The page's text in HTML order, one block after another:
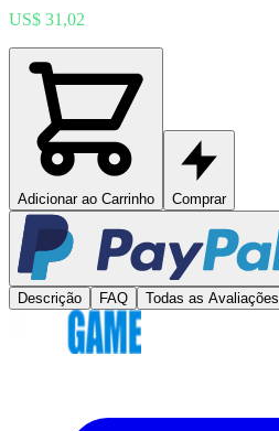
US$ 31,02
Adicionar ao Carrinho Comprar
Descrição
FAQ Todas as Avaliações